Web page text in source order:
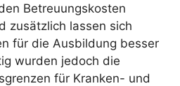
Betreuungskosten
zusätzlich lassen sich
für die Ausbildung besser
wurden jedoch die
für Kranken- und